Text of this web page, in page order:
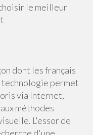
le meilleur
dont les français
permet
via Internet,
méthodes
L'essor de